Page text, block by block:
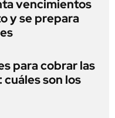
vencimientos
y se prepara
para cobrar las
son los